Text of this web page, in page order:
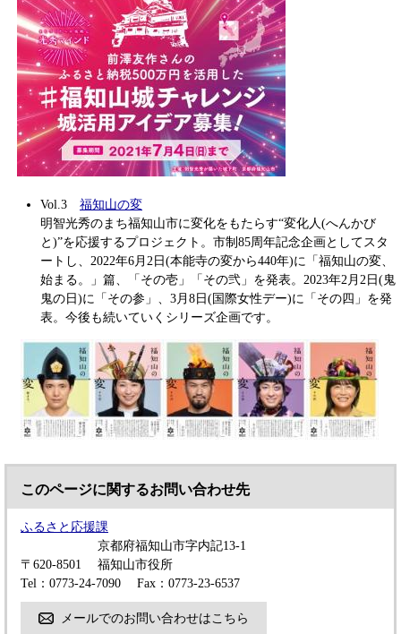
Vol.3 福知山の変
明智光秀のまち福知山市に変化をもたらす“変化人(へんかび
と)”を応援するプロジェクト。市制85周年記念企画としてスタ
ートし、2022年6月2日(本能寺の変から440年)に「福知山の変、
始まる。」篇、「その壱」「その弐」を発表。2023年2月2日(鬼
鬼の日)に「その参」、3月8日(国際女性デー)に「その四」を発
表。今後も続いていくシリーズ企画です。
このページに関するお問い合わせ先
ふるさと応援課
〒620-8501
京都府福知山市字内記13-1
福知山市役所
Tel：0773-24-7090
Fax：0773-23-6537
メールでのお問い合わせはこちら